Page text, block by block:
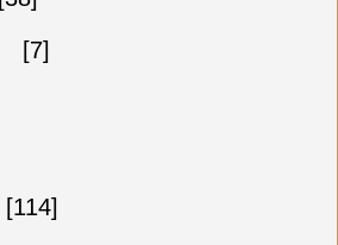
[7]
[114]